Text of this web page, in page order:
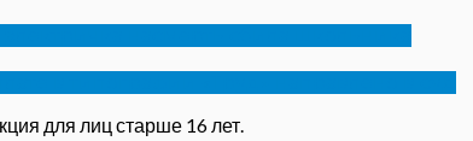
для лиц старше 16 лет.